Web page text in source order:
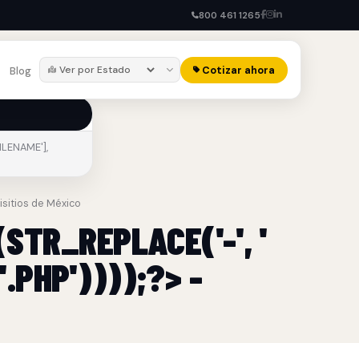
800 461 1265
Blog Cotizar ahora
de México
', '
'.PHP'))));?> -